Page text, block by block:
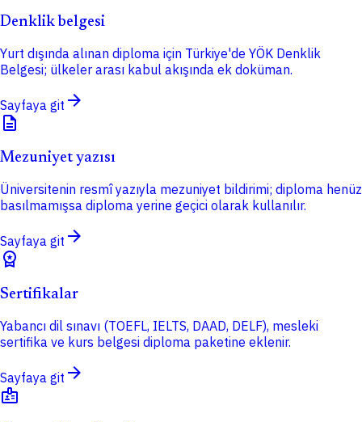
Denklik belgesi
Yurt dışında alınan diploma için Türkiye'de YÖK Denklik
Belgesi; ülkeler arası kabul akışında ek doküman.
Sayfaya git arrow_forward
description
Mezuniyet yazısı
Üniversitenin resmî yazıyla mezuniyet bildirimi; diploma henüz
basılmamışsa diploma yerine geçici olarak kullanılır.
Sayfaya git arrow_forward
workspace_premium
Sertifikalar
Yabancı dil sınavı (TOEFL, IELTS, DAAD, DELF), mesleki
sertifika ve kurs belgesi diploma paketine eklenir.
Sayfaya git arrow_forward
badge